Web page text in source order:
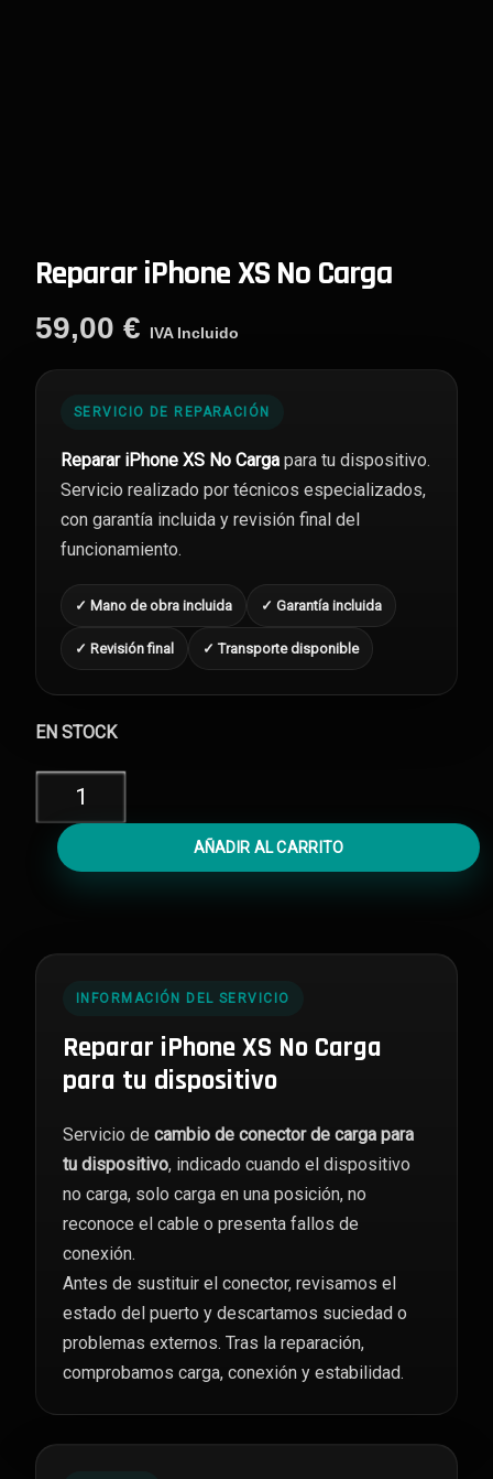
Reparar iPhone XS No Carga
59,00 € IVA Incluido
SERVICIO DE REPARACIÓN
Reparar iPhone XS No Carga para tu dispositivo.
Servicio realizado por técnicos especializados,
con garantía incluida y revisión final del
funcionamiento.
✓ Mano de obra incluida ✓ Garantía incluida
✓ Revisión final ✓ Transporte disponible
EN STOCK
Reparar
iPhone
AÑADIR AL CARRITO
INFORMACIÓN DEL SERVICIO
Reparar iPhone XS No Carga
para tu dispositivo
Servicio de cambio de conector de carga para
tu dispositivo, indicado cuando el dispositivo
no carga, solo carga en una posición, no
reconoce el cable o presenta fallos de
conexión.
Antes de sustituir el conector, revisamos el
estado del puerto y descartamos suciedad o
problemas externos. Tras la reparación,
comprobamos carga, conexión y estabilidad.